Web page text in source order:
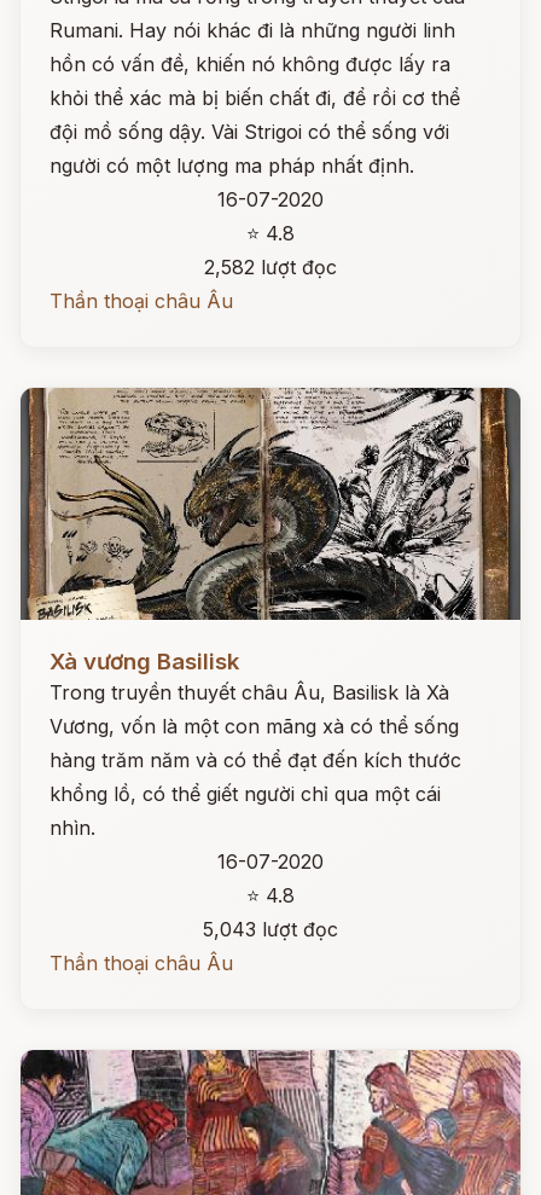
Rumani. Hay nói khác đi là những người linh
hồn có vấn đề, khiến nó không được lấy ra
khỏi thể xác mà bị biến chất đi, để rồi cơ thể
đội mồ sống dậy. Vài Strigoi có thể sống với
người có một lượng ma pháp nhất định.
16-07-2020
⭐ 4.8
2,582 lượt đọc
Thần thoại châu Âu
Xà vương Basilisk
Trong truyền thuyết châu Âu, Basilisk là Xà
Vương, vốn là một con mãng xà có thể sống
hàng trăm năm và có thể đạt đến kích thước
khổng lồ, có thể giết người chỉ qua một cái
nhìn.
16-07-2020
⭐ 4.8
5,043 lượt đọc
Thần thoại châu Âu